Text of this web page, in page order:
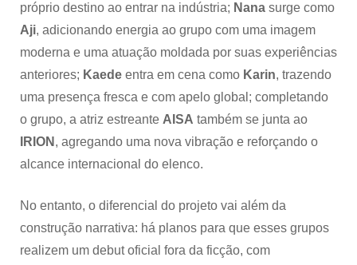
próprio destino ao entrar na indústria; Nana surge como
Aji, adicionando energia ao grupo com uma imagem
moderna e uma atuação moldada por suas experiências
anteriores; Kaede entra em cena como Karin, trazendo
uma presença fresca e com apelo global; completando
o grupo, a atriz estreante AISA também se junta ao
IRION , agregando uma nova vibração e reforçando o
alcance internacional do elenco.
No entanto, o diferencial do projeto vai além da
construção narrativa: há planos para que esses grupos
realizem um debut oficial fora da ficção, com